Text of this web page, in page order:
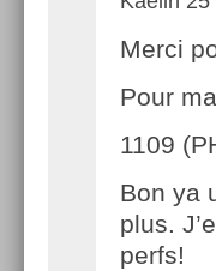
Merci
Pour
1109
Bon ya
plus.
perfs!